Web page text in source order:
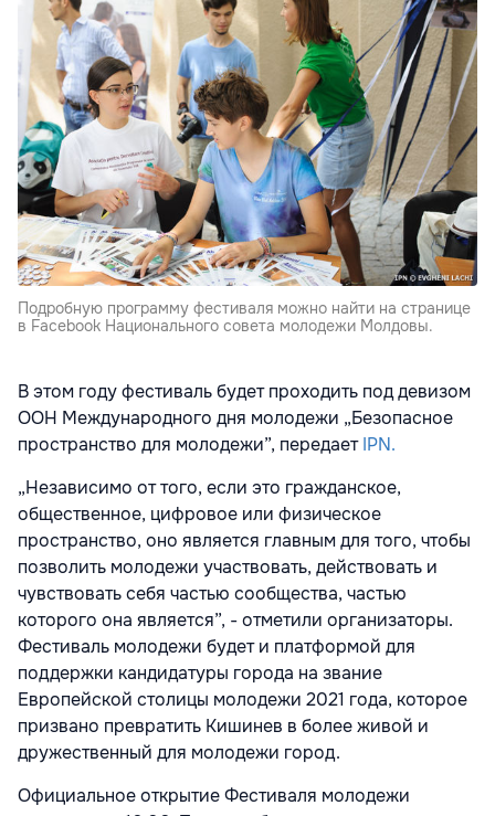
Подробную программу фестиваля можно найти на странице
в Facebook Национального совета молодежи Молдовы.
В этом году фестиваль будет проходить под девизом
ООН Международного дня молодежи „Безопасное
пространство для молодежи”, передаетIPN.
„Независимо от того, если это гражданское,
общественное, цифровое или физическое
пространство, оно является главным для того, чтобы
позволить молодежи участвовать, действовать и
чувствовать себя частью сообщества, частью
которого она является”, - отметили организаторы.
Фестиваль молодежи будет и платформой для
поддержки кандидатуры города на звание
Европейской столицы молодежи 2021 года, которое
призвано превратить Кишинев в более живой и
дружественный для молодежи город.
Официальное открытие Фестиваля молодежи